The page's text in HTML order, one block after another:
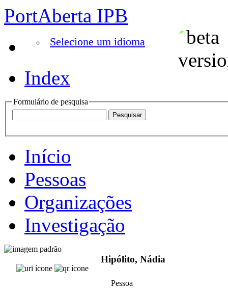
PortAberta IPB
Selecione um idioma
Index
Formulário de pesquisa
Início
Pessoas
Organizações
Investigação
Hipólito, Nádia
Pessoa